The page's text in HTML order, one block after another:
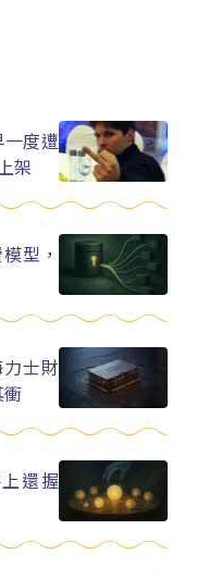
度遭
架
型，
士財
還握